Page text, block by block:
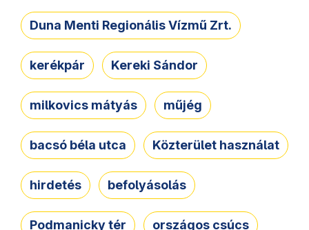
Duna Menti Regionális Vízmű Zrt.
kerékpár Kereki Sándor
milkovics mátyás műjég
bacsó béla utca Közterület használat
hirdetés befolyásolás
Podmanicky tér országos csúcs